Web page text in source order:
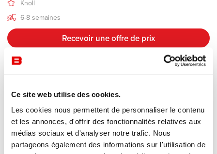
Ce site web utilise des cookies.
Les cookies nous permettent de personnaliser le contenu
et les annonces, d'offrir des fonctionnalités relatives aux
médias sociaux et d'analyser notre trafic. Nous
partageons également des informations sur l'utilisation de
Knoll
6-8 semaines
Recevoir une offre de prix
Fabricant Knoll
Design Piero Lissoni
KN02 est caractérisé par un mécanisme manuel pratique intégré à